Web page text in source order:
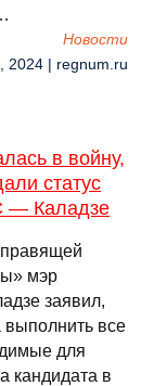
Новости
2024 | regnum.ru
в войну,
статус
— Каладзе
мэр
заявил,
выполнить все
для
кандидата в